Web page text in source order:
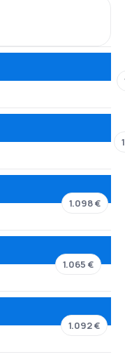
1.098 €
1.065 €
1.092 €